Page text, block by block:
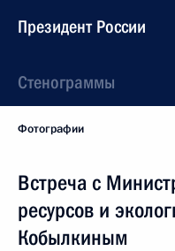
Президент России
Стенограммы
Фотографии
Встреча с
ресурсов и
Кобылкиным